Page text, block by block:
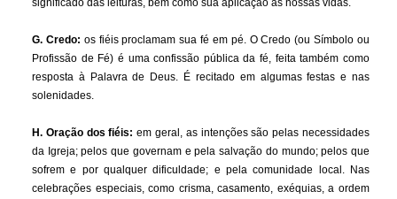
significado das leituras, bem como sua aplicação às nossas vidas.
G. Credo: os fiéis proclamam sua fé em pé. O Credo (ou Símbolo ou
Profissão de Fé) é uma confissão pública da fé, feita também como
resposta à Palavra de Deus. É recitado em algumas festas e nas
solenidades.
H. Oração dos fiéis: em geral, as intenções são pelas necessidades
da Igreja; pelos que governam e pela salvação do mundo; pelos que
sofrem e por qualquer dificuldade; e pela comunidade local. Nas
celebrações especiais, como crisma, casamento, exéquias, a ordem